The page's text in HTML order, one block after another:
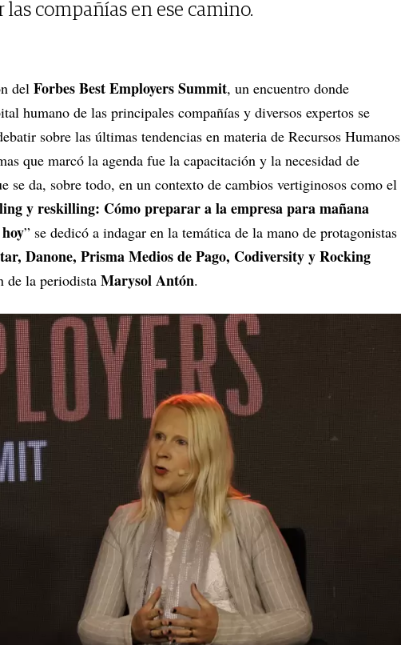
las compañías en ese camino.
del Forbes Best Employers Summit, un encuentro donde
humano de las principales compañías y diversos expertos se
sobre las últimas tendencias en materia de Recursos Humanos
que marcó la agenda fue la capacitación y la necesidad de
se da, sobre todo, en un contexto de cambios vertiginosos como el
y reskilling: Cómo preparar a la empresa para mañana
” se dedicó a indagar en la temática de la mano de protagonistas
Danone, Prisma Medios de Pago, Codiversity y Rocking
de la periodista Marysol Antón.